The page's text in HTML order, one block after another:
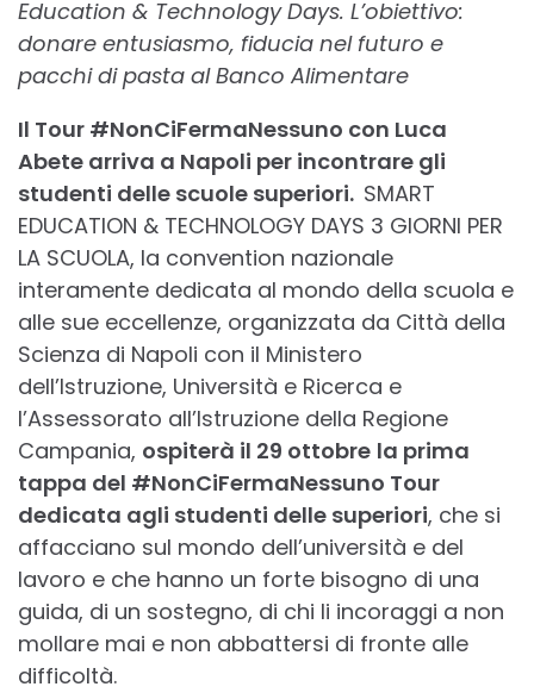
Education & Technology Days. L’obiettivo:
donare entusiasmo, fiducia nel futuro e
pacchi di pasta al Banco Alimentare
Il Tour #NonCiFermaNessuno con Luca
Abete arriva a Napoli per incontrare gli
studenti delle scuole superiori. SMART
EDUCATION & TECHNOLOGY DAYS 3 GIORNI PER
LA SCUOLA, la convention nazionale
interamente dedicata al mondo della scuola e
alle sue eccellenze, organizzata da Città della
Scienza di Napoli con il Ministero
dell’Istruzione, Università e Ricerca e
l’Assessorato all’Istruzione della Regione
Campania, ospiterà il 29 ottobre la prima
tappa del #NonCiFermaNessuno Tour
dedicata agli studenti delle superiori, che si
affacciano sul mondo dell’università e del
lavoro e che hanno un forte bisogno di una
guida, di un sostegno, di chi li incoraggi a non
mollare mai e non abbattersi di fronte alle
difficoltà.